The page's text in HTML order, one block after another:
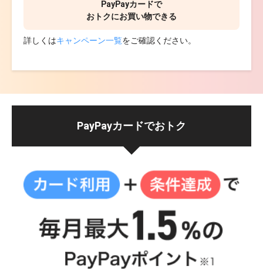
PayPayカードで
おトクにお買い物できる
詳しくはキャンペーン一覧をご確認ください。
PayPayカードでおトク